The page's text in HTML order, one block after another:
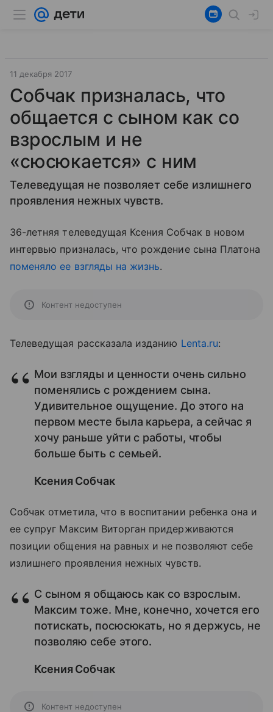
11 декабря 2017
Собчак призналась, что
общается с сыном как со
взрослым и не
«сюсюкается» с ним
Телеведущая не позволяет себе излишнего
проявления нежных чувств.
36-летняя телеведущая Ксения Собчак в новом
интервью призналась, что рождение сына Платона
поменяло ее взгляды на жизнь.
Контент недоступен
Телеведущая рассказала изданию Lenta.ru:
Мои взгляды и ценности очень сильно
поменялись с рождением сына.
Удивительное ощущение. До этого на
первом месте была карьера, а сейчас я
хочу раньше уйти с работы, чтобы
больше быть с семьей.
Ксения Собчак
Собчак отметила, что в воспитании ребенка она и
ее супруг Максим Виторган придерживаются
позиции общения на равных и не позволяют себе
излишнего проявления нежных чувств.
С сыном я общаюсь как со взрослым.
Максим тоже. Мне, конечно, хочется его
потискать, посюсюкать, но я держусь, не
позволяю себе этого.
Ксения Собчак
Контент недоступен